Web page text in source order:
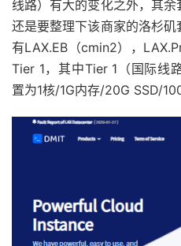
线路）有大的变化之外，其
还是要整理下该商家的洛杉
有LAX.EB（cmin2），
Tier 1，其中Tier 1（国际线
置为1核/1G内存/20G SSD/